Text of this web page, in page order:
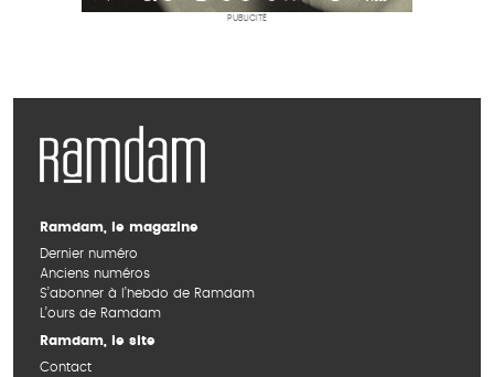
PUBLICITÉ
Ramdam, le magazine
Dernier numéro
Anciens numéros
S’abonner à l’hebdo de Ramdam
L’ours de Ramdam
Ramdam, le site
Contact